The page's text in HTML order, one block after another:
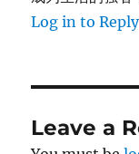
Log in to Reply
Leave a